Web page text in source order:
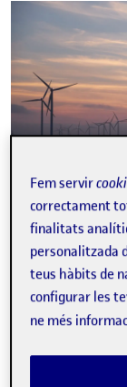
video
Els
S’examina la
Fem servir
correctament
finalitats
personalitzada
teus hàbits de
configurar les
ne més